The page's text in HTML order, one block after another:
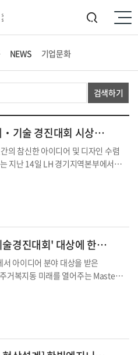
NEWS 기업문화
검색하기
[수상] LH, 제5회 주택설계‧기술 경진대회 시상식 개최
의 참신한 아이디어 및 디자인 수렴
지난 14일 LH 경기지역본부에서
[수상] '제4회 주택설계·기술경진대회' 대상에 한빛엔지니어링
아이디어 분야 대상을 받은
거복지동 미래를 열어주는 Master